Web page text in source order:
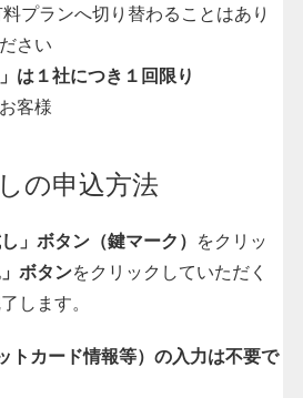
プランへ切り替わることはあり
さい
は１社につき１回限り
客様
の申込方法
」ボタン（鍵マーク） をクリッ
」ボタンをクリックしていただく
します。
トカード情報等）の入力は不要で